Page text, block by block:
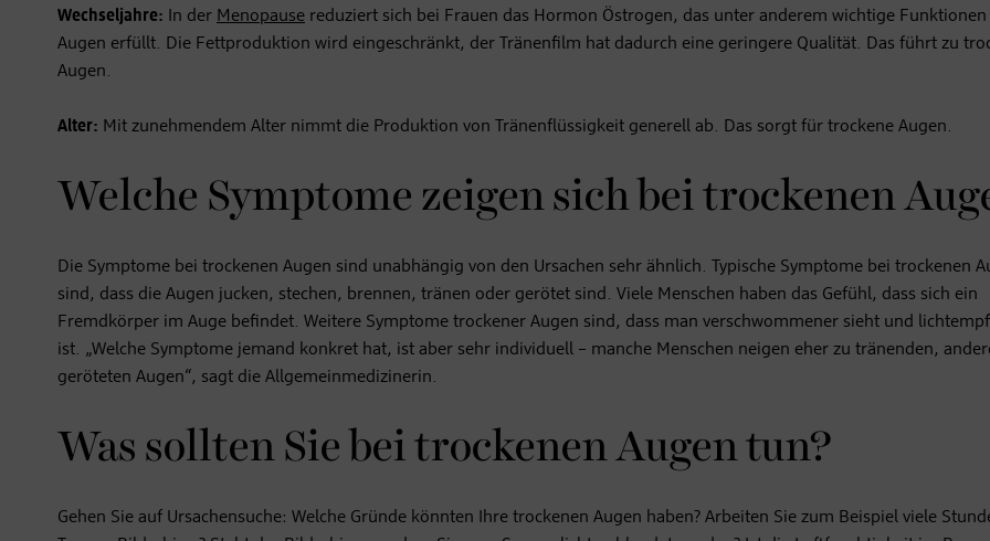
Wechseljahre: In der Menopause reduziert sich bei Frauen das Hormon Östrogen, das unter anderem wichtige
Augen erfüllt. Die Fettproduktion wird eingeschränkt, der Tränenfilm hat dadurch eine geringere Qualität. Das führt zu
Augen.
Alter: Mit zunehmendem Alter nimmt die Produktion von Tränenflüssigkeit generell ab. Das sorgt für trockene Augen.
Welche Symptome zeigen sich bei trockenen
Die Symptome bei trockenen Augen sind unabhängig von den Ursachen sehr ähnlich. Typische Symptome bei trockenen
sind, dass die Augen jucken, stechen, brennen, tränen oder gerötet sind. Viele Menschen haben das Gefühl, dass sich ein
Fremdkörper im Auge befindet. Weitere Symptome trockener Augen sind, dass man verschwommener sieht und
ist. „Welche Symptome jemand konkret hat, ist aber sehr individuell – manche Menschen neigen eher zu tränenden,
geröteten Augen“, sagt die Allgemeinmedizinerin.
Was sollten Sie bei trockenen Augen tun?
Gehen Sie auf Ursachensuche: Welche Gründe könnten Ihre trockenen Augen haben? Arbeiten Sie zum Beispiel viele